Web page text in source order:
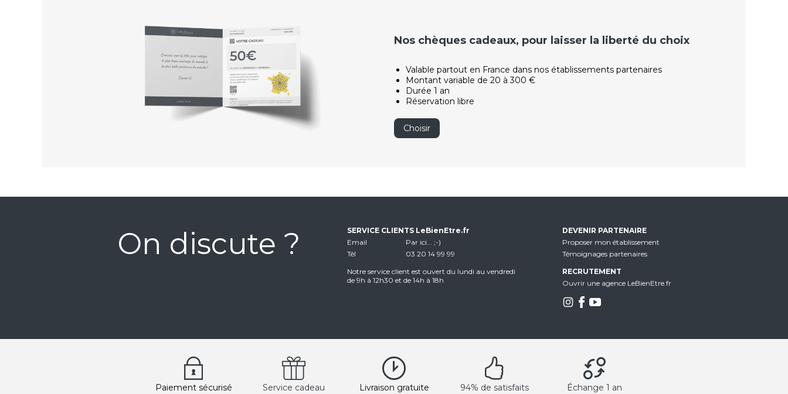
Nos chèques cadeaux, pour laisser la liberté du choix
Valable partout en France dans nos établissements partenaires
Montant variable de 20 à 300 €
Durée 1 an
Réservation libre
Choisir
On discute ?
SERVICE CLIENTS LeBienEtre.fr
Email
Par ici... ;-)
Tél
03 20 14 99 99
Notre service client est ouvert du lundi au vendredi
de 9h à 12h30 et de 14h à 18h
DEVENIR PARTENAIRE
Proposer mon établissement
Témoignages partenaires
RECRUTEMENT
Ouvrir une agence LeBienEtre.fr
Paiement sécurisé Service cadeau Livraison gratuite 94% de satisfaits Échange 1 an